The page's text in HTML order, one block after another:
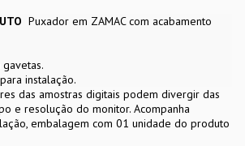
Puxador em ZAMAC com acabamento
instalação.
das amostras digitais podem divergir das
e resolução do monitor. Acompanha
embalagem com 01 unidade do produto